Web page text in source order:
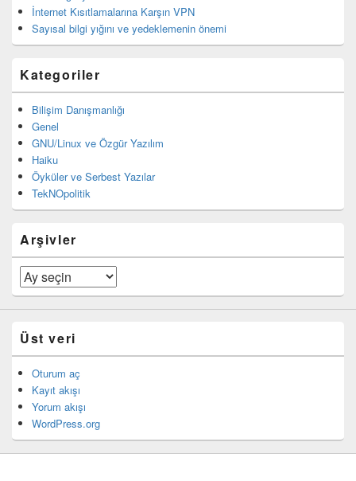
İnternet Kısıtlamalarına Karşın VPN
Sayısal bilgi yığını ve yedeklemenin önemi
Kategoriler
Bilişim Danışmanlığı
Genel
GNU/Linux ve Özgür Yazılım
Haiku
Öyküler ve Serbest Yazılar
TekNOpolitik
Arşivler
Arşivler
Üst veri
Oturum aç
Kayıt akışı
Yorum akışı
WordPress.org